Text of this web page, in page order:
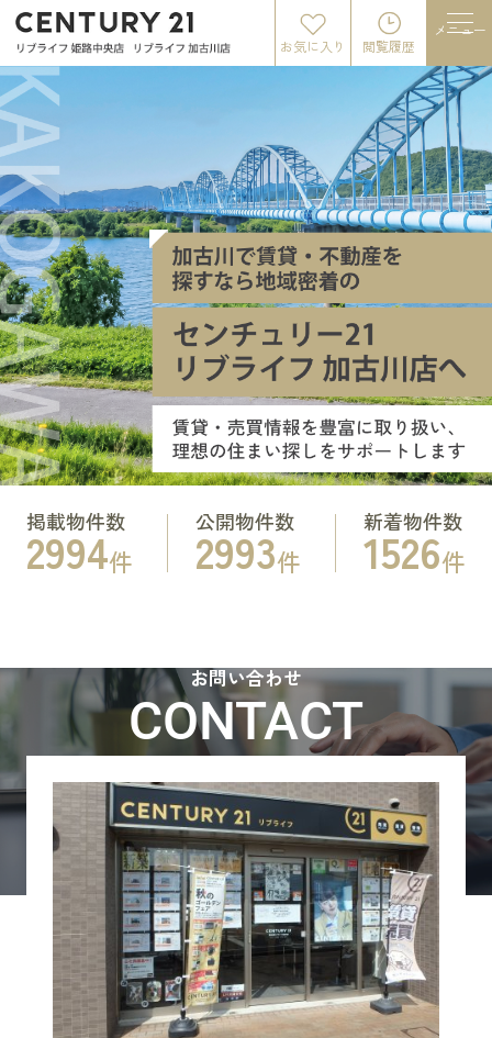
お気に入り 閲覧履歴
メニュー
掲載物件数
2994件
公開物件数
2993件
新着物件数
1526件
お問い合わせ
CONTACT